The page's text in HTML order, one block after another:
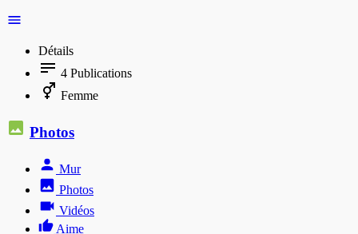
Détails
4 Publications
Femme
Photos
Mur
Photos
Vidéos
Aime